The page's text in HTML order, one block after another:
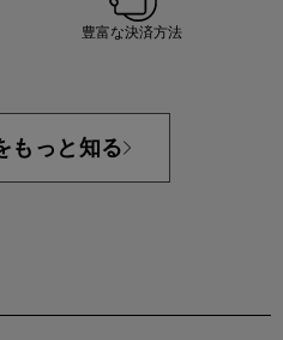
豊富な決済方法
もっと知る